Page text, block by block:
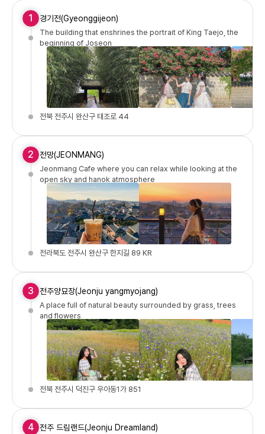
1 경기전(Gyeonggijeon)
The building that enshrines the portrait of King Taejo, the
beginning of Joseon
전북 전주시 완산구 태조로 44
2 전망(JEONMANG)
Jeonmang Cafe where you can relax while looking at the
open sky and hanok atmosphere
전라북도 전주시 완산구 한지길 89 KR
3 전주양묘장(Jeonju yangmyojang)
A place full of natural beauty surrounded by grass, trees
and flowers
전북 전주시 덕진구 우아동1가 851
4 전주 드림랜드(Jeonju Dreamland)